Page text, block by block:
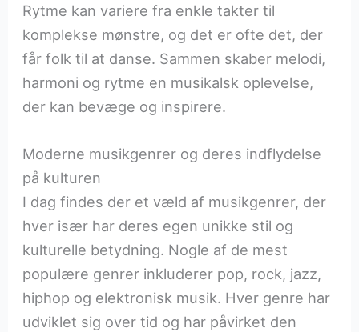
Rytme kan variere fra enkle takter til
komplekse mønstre, og det er ofte det, der
får folk til at danse. Sammen skaber melodi,
harmoni og rytme en musikalsk oplevelse,
der kan bevæge og inspirere.
Moderne musikgenrer og deres indflydelse
på kulturen
I dag findes der et væld af musikgenrer, der
hver især har deres egen unikke stil og
kulturelle betydning. Nogle af de mest
populære genrer inkluderer pop, rock, jazz,
hiphop og elektronisk musik. Hver genre har
udviklet sig over tid og har påvirket den